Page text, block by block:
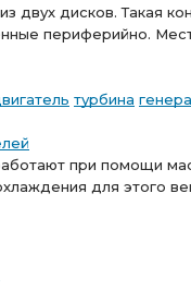
дисков. Такая
периферийно.
турбина
при помощи
для этого